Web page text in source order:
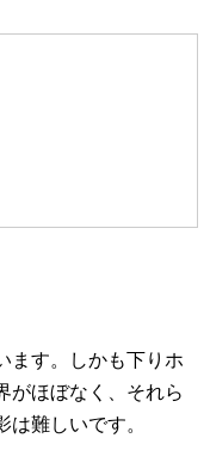
ます。しかも下りホ
がほぼなく、それら
難しいです。